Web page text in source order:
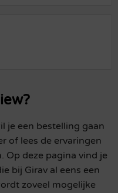
je een bestelling gaan
of lees de ervaringen
Op deze pagina vind je
bij Girav al eens een
zoveel mogelijke